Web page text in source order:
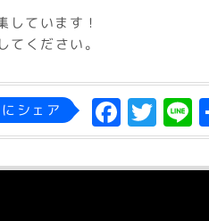
ています！
ください。
シェア F
a
c
T
w
it e